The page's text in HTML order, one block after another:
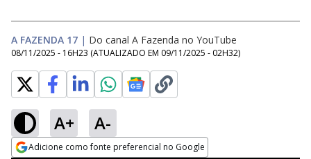
A FAZENDA 17 | Do canal A Fazenda no YouTube
08/11/2025 - 16H23 (ATUALIZADO EM 09/11/2025 - 02H32)
A+ A-
Adicione como fonte preferencial no Google